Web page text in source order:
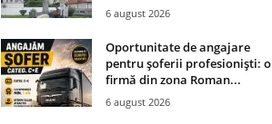
6 august 2026
Oportunitate de angajare
pentru șoferii profesioniști: o
firmă din zona Roman...
6 august 2026